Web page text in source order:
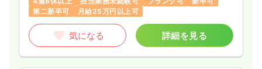
給与 20.6〜27.7万円/月 賞与3.8ヶ月
※一例
時間 8:30～17:00（休憩60分）
4週8休以上
オンコールあり
担当業務未経験可
第二新卒可
月給25万円以上可
気になる 詳細を見る